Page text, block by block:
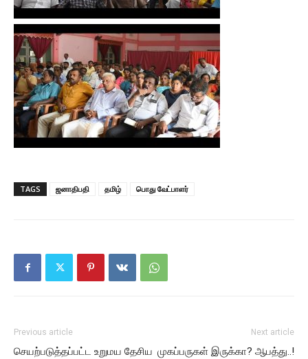
TAGS ஜனாதிபதி தமிழ் பொது வேட்பாளர்
Previous article
செயற்படுத்தப்பட்ட உறுமய தேசிய
Next article
முகப்பருகள் இருக்கா? ஆபத்து..!